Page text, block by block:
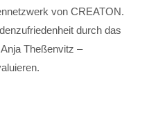
von CREATON.
durch das
Theßenvitz –